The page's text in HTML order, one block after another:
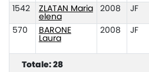
1542
ZLATAN Maria
elena
2008 JF
570
BARONE
Laura
2008 JF
Totale: 28